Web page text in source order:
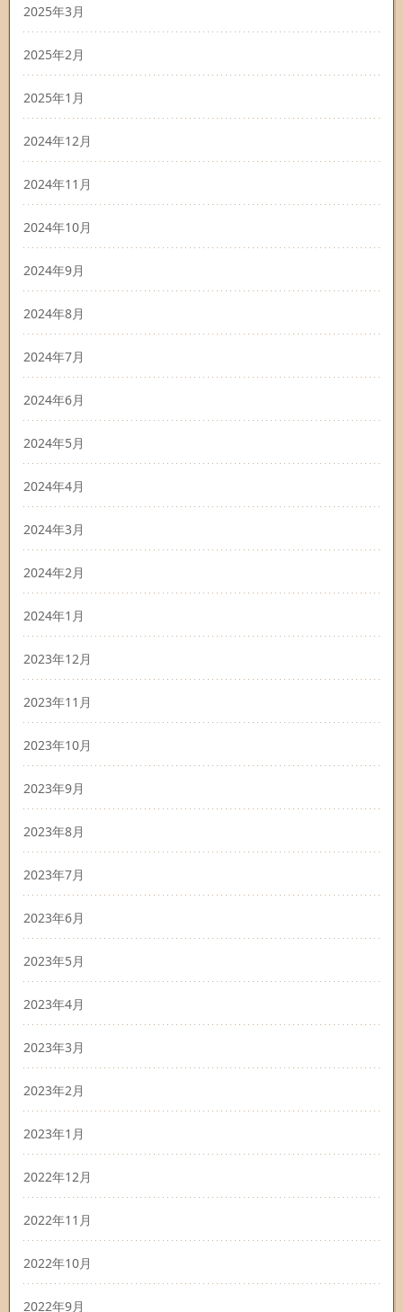
2025年3月
2025年2月
2025年1月
2024年12月
2024年11月
2024年10月
2024年9月
2024年8月
2024年7月
2024年6月
2024年5月
2024年4月
2024年3月
2024年2月
2024年1月
2023年12月
2023年11月
2023年10月
2023年9月
2023年8月
2023年7月
2023年6月
2023年5月
2023年4月
2023年3月
2023年2月
2023年1月
2022年12月
2022年11月
2022年10月
2022年9月